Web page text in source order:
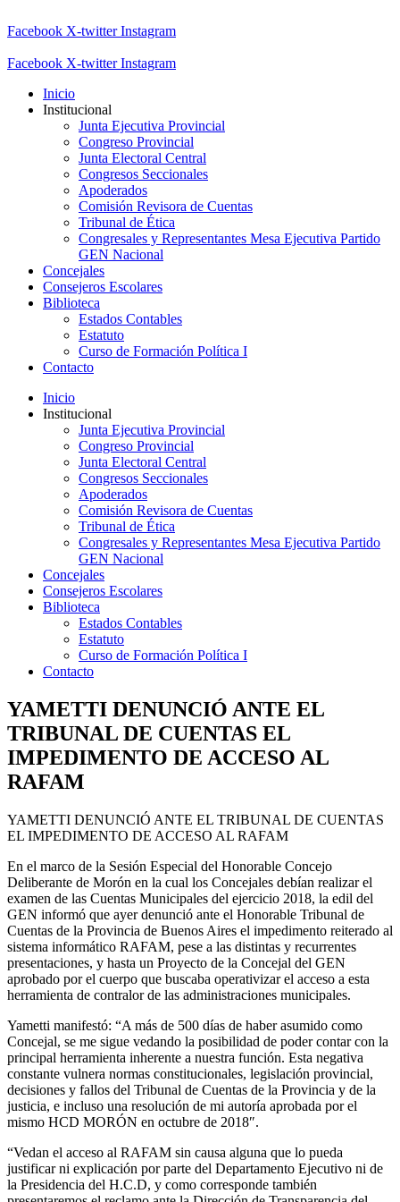
Facebook X-twitter Instagram
Facebook X-twitter Instagram
Inicio
Institucional
Junta Ejecutiva Provincial
Congreso Provincial
Junta Electoral Central
Congresos Seccionales
Apoderados
Comisión Revisora de Cuentas
Tribunal de Ética
Congresales y Representantes Mesa Ejecutiva Partido
GEN Nacional
Concejales
Consejeros Escolares
Biblioteca
Estados Contables
Estatuto
Curso de Formación Política I
Contacto
Inicio
Institucional
Junta Ejecutiva Provincial
Congreso Provincial
Junta Electoral Central
Congresos Seccionales
Apoderados
Comisión Revisora de Cuentas
Tribunal de Ética
Congresales y Representantes Mesa Ejecutiva Partido
GEN Nacional
Concejales
Consejeros Escolares
Biblioteca
Estados Contables
Estatuto
Curso de Formación Política I
Contacto
YAMETTI DENUNCIÓ ANTE EL
TRIBUNAL DE CUENTAS EL
IMPEDIMENTO DE ACCESO AL
RAFAM
YAMETTI DENUNCIÓ ANTE EL TRIBUNAL DE CUENTAS
EL IMPEDIMENTO DE ACCESO AL RAFAM
En el marco de la Sesión Especial del Honorable Concejo
Deliberante de Morón en la cual los Concejales debían realizar el
examen de las Cuentas Municipales del ejercicio 2018, la edil del
GEN informó que ayer denunció ante el Honorable Tribunal de
Cuentas de la Provincia de Buenos Aires el impedimento reiterado al
sistema informático RAFAM, pese a las distintas y recurrentes
presentaciones, y hasta un Proyecto de la Concejal del GEN
aprobado por el cuerpo que buscaba operativizar el acceso a esta
herramienta de contralor de las administraciones municipales.
Yametti manifestó: “A más de 500 días de haber asumido como
Concejal, se me sigue vedando la posibilidad de poder contar con la
principal herramienta inherente a nuestra función. Esta negativa
constante vulnera normas constitucionales, legislación provincial,
decisiones y fallos del Tribunal de Cuentas de la Provincia y de la
justicia, e incluso una resolución de mi autoría aprobada por el
mismo HCD MORÓN en octubre de 2018″.
“Vedan el acceso al RAFAM sin causa alguna que lo pueda
justificar ni explicación por parte del Departamento Ejecutivo ni de
la Presidencia del H.C.D, y como corresponde también